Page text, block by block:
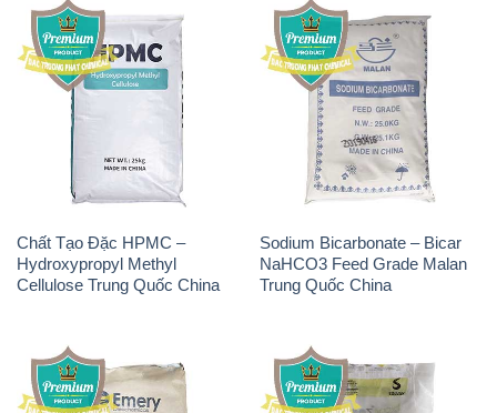
Chất Tạo Đặc HPMC –
Hydroxypropyl Methyl
Cellulose Trung Quốc China
Sodium Bicarbonate – Bicar
NaHCO3 Feed Grade Malan
Trung Quốc China